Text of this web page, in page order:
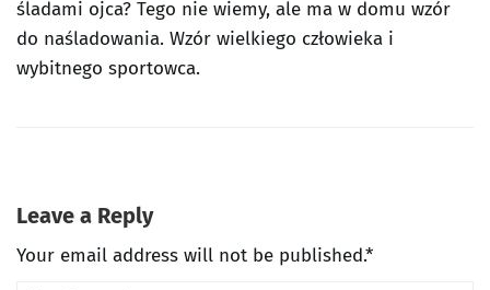
śladami ojca? Tego nie wiemy, ale ma w domu wzór
do naśladowania. Wzór wielkiego człowieka i
wybitnego sportowca.
Leave a Reply
Your email address will not be published.*